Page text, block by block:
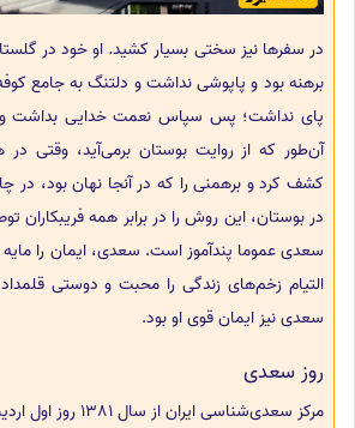
در سفرها نیز سختی بسیار کشید. او خود در
برهنه بود و پاپوشی نداشت و دلتنگ به جامع
پای نداشت؛ پس سپاس نعمت خدایی بداشت
آن‌طور که از روایت بوستان برمی‌آید، وقتی در
کشف کرد و برهمنی را که در آنجا نهان بود،
در بوستان، این روش را در برابر همه فریبکاران
سعدی عموما پندآموز است. سعدی، ایمان را
التیام زخم‌های زندگی را محبت و دوستی
سعدی نیز ایمان قوی او بود.
روز سعدی
مرکز سعدی‌شناسی